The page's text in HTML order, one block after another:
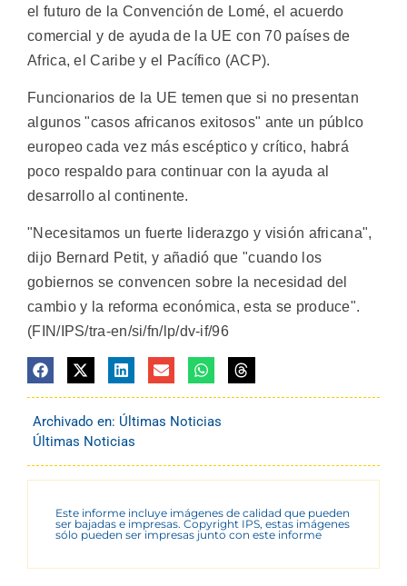
el futuro de la Convención de Lomé, el acuerdo
comercial y de ayuda de la UE con 70 países de
Africa, el Caribe y el Pacífico (ACP).
Funcionarios de la UE temen que si no presentan
algunos "casos africanos exitosos" ante un públco
europeo cada vez más escéptico y crítico, habrá
poco respaldo para continuar con la ayuda al
desarrollo al continente.
"Necesitamos un fuerte liderazgo y visión africana",
dijo Bernard Petit, y añadió que "cuando los
gobiernos se convencen sobre la necesidad del
cambio y la reforma económica, esta se produce".
(FIN/IPS/tra-en/si/fn/lp/dv-if/96
Archivado en: Últimas Noticias
Últimas Noticias
Este informe incluye imágenes de calidad que pueden
ser bajadas e impresas. Copyright IPS, estas imágenes
sólo pueden ser impresas junto con este informe